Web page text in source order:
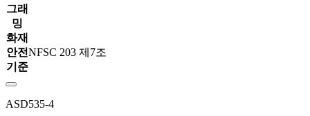
그래
밍
화재
안전
기준
NFSC 203 제7조
ASD535-4